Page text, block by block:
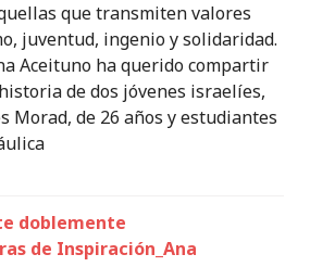
que transmiten valores
juventud, ingenio y solidaridad.
Aceituno ha querido compartir
de dos jóvenes israelíes,
Morad, de 26 años y estudiantes
doblemente
de Inspiración_Ana